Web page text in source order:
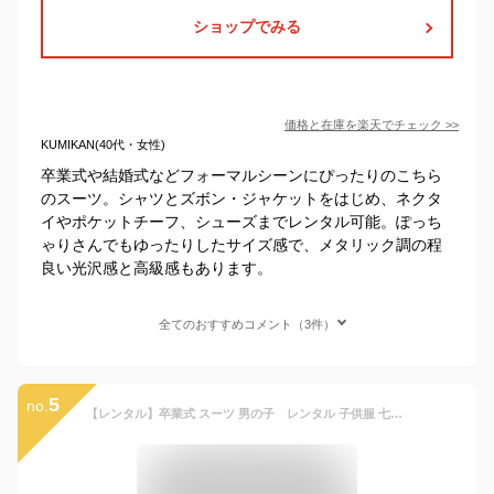
ショップでみる
価格と在庫を楽天でチェック >>
KUMIKAN(40代・女性)
卒業式や結婚式などフォーマルシーンにぴったりのこちら
のスーツ。シャツとズボン・ジャケットをはじめ、ネクタ
イやポケットチーフ、シューズまでレンタル可能。ぽっち
ゃりさんでもゆったりしたサイズ感で、メタリック調の程
良い光沢感と高級感もあります。
全てのおすすめコメント（3件）
no. 5 【レンタル】卒業式 スーツ 男の子 レンタル 子供服 七五三 卒業式 入学式 結婚式 140cm 150cm 160cm 170cm JBED016